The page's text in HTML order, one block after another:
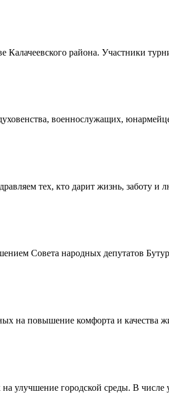
района. Участники
военнослужащих,
тех, кто дарит жизнь, заботу и
Совета народных депутатов
на повышение комфорта и качества
улучшение городской среды. В